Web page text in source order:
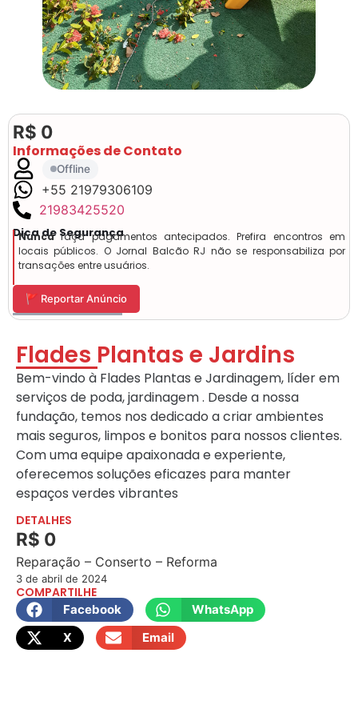
R$ 0
Informações de Contato
Offline
+55 21979306109
21983425520
Dica de Segurança
Nuncafaça pagamentos antecipados. Prefira encontros em
locais públicos. O Jornal Balcão RJ não se responsabiliza por
transações entre usuários.
🚩 Reportar Anúncio
Flades Plantas e Jardins
Bem-vindo à Flades Plantas e Jardinagem, líder em
serviços de poda, jardinagem . Desde a nossa
fundação, temos nos dedicado a criar ambientes
mais seguros, limpos e bonitos para nossos clientes.
Com uma equipe apaixonada e experiente,
oferecemos soluções eficazes para manter
espaços verdes vibrantes
DETALHES
R$ 0
Reparação – Conserto – Reforma
3 de abril de 2024
COMPARTILHE
Facebook
WhatsApp
X
Email